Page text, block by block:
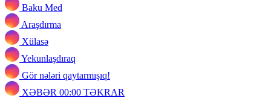
Baku Med
Araşdırma
Xülasə
Yekunlaşdıraq
Gör nələri qaytarmışıq!
XƏBƏR 00:00 TƏKRAR